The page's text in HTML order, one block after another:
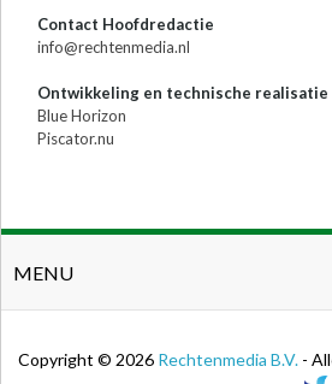
Contact Hoofdredactie
info@rechtenmedia.nl
Ontwikkeling en technische realisatie
Blue Horizon
Piscator.nu
MENU
Copyright © 2026 Rechtenmedia B.V. -